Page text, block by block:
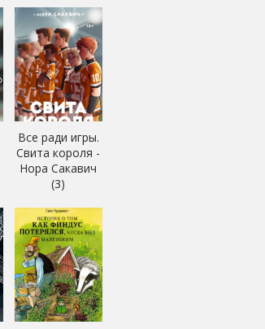
Все ради игры.
Свита короля -
Нора Сакавич
(3)